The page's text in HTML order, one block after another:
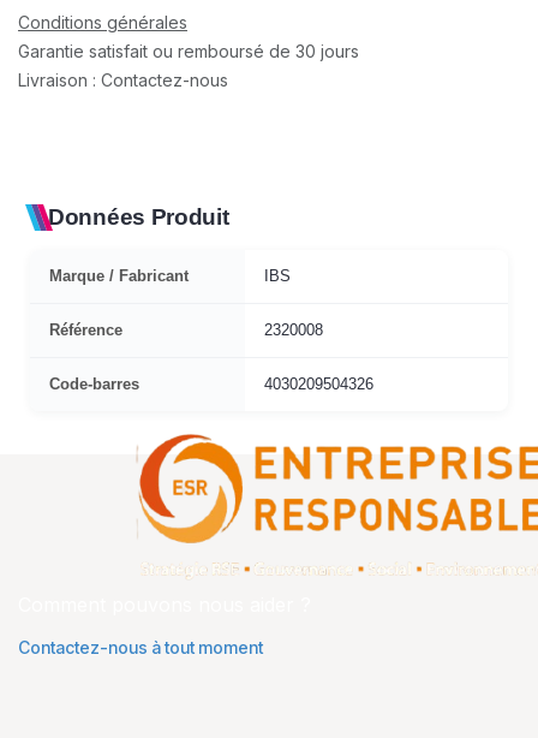
Conditions générales
Garantie satisfait ou remboursé de 30 jours
Livraison : Contactez-nous
Données Produit
Marque / Fabricant IBS
Référence 2320008
Code-barres 4030209504326
Contactez-nous à tout moment